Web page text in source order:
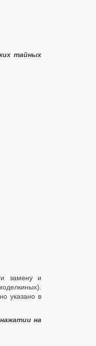
тайных
замену и
указано в
на